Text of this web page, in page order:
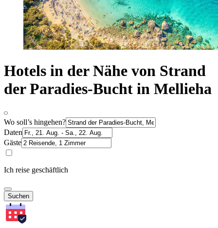
Hotels in der Nähe von Strand
der Paradies-Bucht in Mellieha
Wo soll’s hingehen?
Daten
Gäste
Ich reise geschäftlich
Suchen